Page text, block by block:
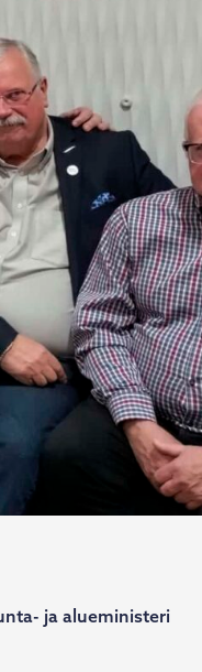
ja alueministeri